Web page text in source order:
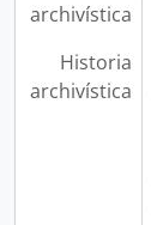
archivística
Historia
archivística